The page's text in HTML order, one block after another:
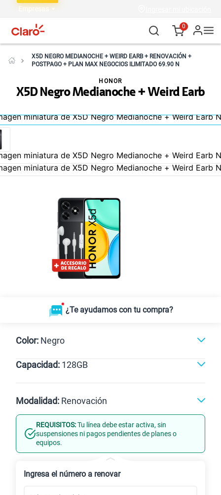
Empresas
0
X5D NEGRO MEDIANOCHE + WEIRD EARB + RENOVACIÓN +
POSTPAGO + PLAN MAX NEGOCIOS ILIMITADO 69.90 N
X5D Negro Medianoche + Weird Earb
HONOR
¿Te ayudamos con tu compra?
Color: Negro
Negro
Capacidad: 128GB
128GB
Modalidad: Renovación
Línea Nueva Portabilidad
REQUISITOS:Tu línea debe estar activa, sin
suspensiones ni pagos pendientes de planes o
equipos.
Ingresa el número a renovar